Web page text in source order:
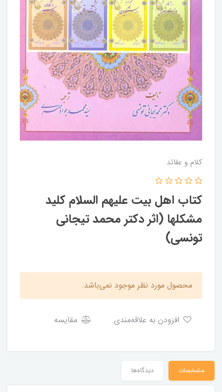
کلام و عقائد
کتاب اهل بیت علیهم السلام کلید
مشکلها (اثر دکتر محمد تیجانی
تونسی)
محصول مورد نظر موجود نمی‌باشد.
مقایسه
مشخصات دیدگاه‌ها